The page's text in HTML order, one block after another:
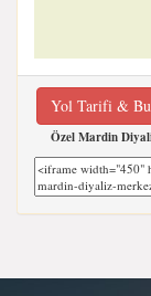
Yol Tarifi &
Özel Mardin